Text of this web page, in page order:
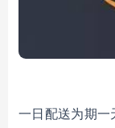
一日配送为期